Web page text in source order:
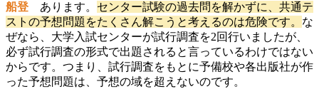
船登 あります。 センター試験の過去問を解かずに、共通テ
ストの予想問題をたくさん解こうと考えるのは危険です。 な
ぜなら、大学入試センターが試行調査を2回行いましたが、
必ず試行調査の形式で出題されると言っているわけではない
からです。つまり、試行調査をもとに予備校や各出版社が作
った予想問題は、予想の域を超えないのです。